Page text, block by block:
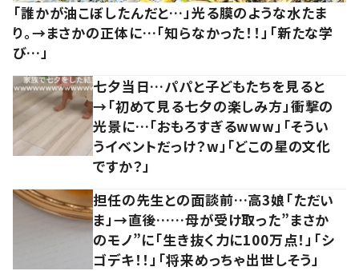
「誰かが油こぼしたんだと…」光る膜のような水たま
り。→まさかの正体に…「知らなかった！！」「新たな学
び…」
七夕当日…パパと子どもたちを見ると
→「初めて見る七夕の楽しみ方」衝撃の
光景に…「おもろすぎるwww」「そうい
うイベントだっけ？w」「どこの星の文化
ですか？」
担任の先生との面談前…高3娘「ただい
ま」→直後……母が受け取った”まさか
のモノ”に「生き抜く力に100万点！」「シ
ゴデキ！！」「将来めっちゃ出世しそう」